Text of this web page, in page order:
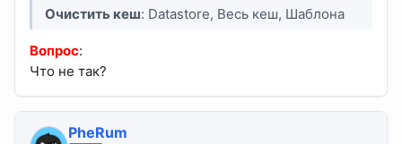
Очистить кеш: Datastore, Весь кеш, Шаблона
Вопрос:
Что не так?
PheRum